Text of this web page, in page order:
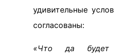
удивительные
согласованы:
«Что да будет